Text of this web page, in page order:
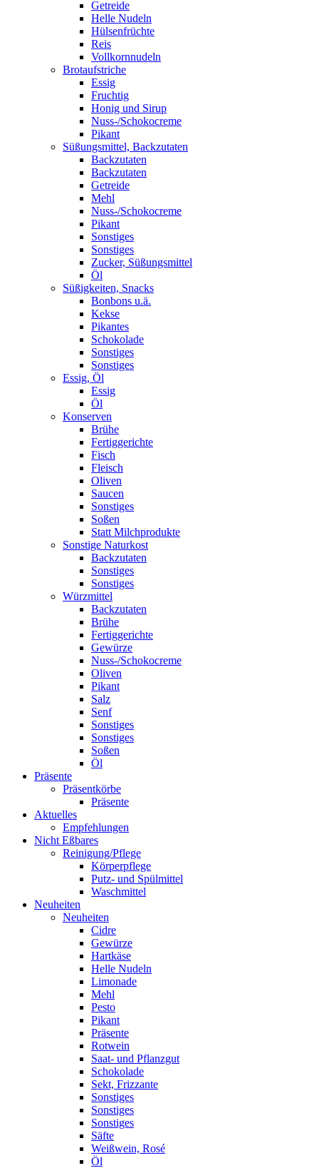
Getreide
Helle Nudeln
Hülsenfrüchte
Reis
Vollkornnudeln
Brotaufstriche
Essig
Fruchtig
Honig und Sirup
Nuss-/Schokocreme
Pikant
Süßungsmittel, Backzutaten
Backzutaten
Backzutaten
Getreide
Mehl
Nuss-/Schokocreme
Pikant
Sonstiges
Sonstiges
Zucker, Süßungsmittel
Öl
Süßigkeiten, Snacks
Bonbons u.ä.
Kekse
Pikantes
Schokolade
Sonstiges
Sonstiges
Essig, Öl
Essig
Öl
Konserven
Brühe
Fertiggerichte
Fisch
Fleisch
Oliven
Saucen
Sonstiges
Soßen
Statt Milchprodukte
Sonstige Naturkost
Backzutaten
Sonstiges
Sonstiges
Würzmittel
Backzutaten
Brühe
Fertiggerichte
Gewürze
Nuss-/Schokocreme
Oliven
Pikant
Salz
Senf
Sonstiges
Sonstiges
Soßen
Öl
Präsente
Präsentkörbe
Präsente
Aktuelles
Empfehlungen
Nicht Eßbares
Reinigung/Pflege
Körperpflege
Putz- und Spülmittel
Waschmittel
Neuheiten
Neuheiten
Cidre
Gewürze
Hartkäse
Helle Nudeln
Limonade
Mehl
Pesto
Pikant
Präsente
Rotwein
Saat- und Pflanzgut
Schokolade
Sekt, Frizzante
Sonstiges
Sonstiges
Sonstiges
Säfte
Weißwein, Rosé
Öl